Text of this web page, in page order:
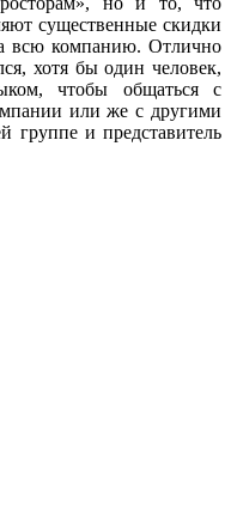
существенные скидки
всю компанию. Отлично
хотя бы один человек,
чтобы общаться с
или же с другими
и представитель